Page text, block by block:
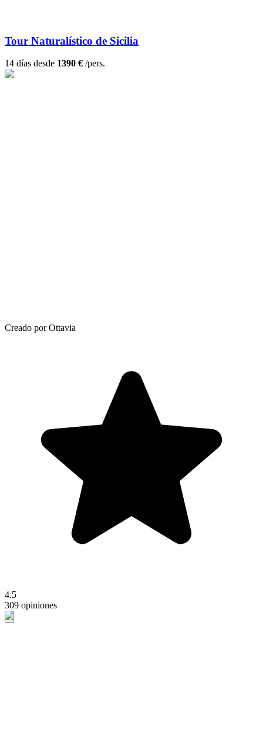
Tour Naturalístico de Sicilia
14 días desde 1390 € /pers.
Creado por Ottavia
4.5
309 opiniones